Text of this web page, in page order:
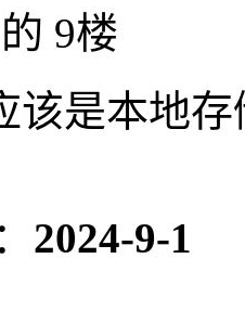
9楼
该是本地
2024-9-1